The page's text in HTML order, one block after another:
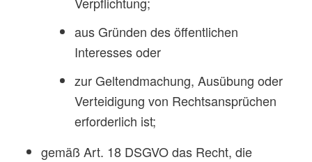
aus Gründen des öffentlichen
Interesses oder
zur Geltendmachung, Ausübung oder
Verteidigung von Rechtsansprüchen
erforderlich ist;
gemäß Art. 18 DSGVO das Recht, die